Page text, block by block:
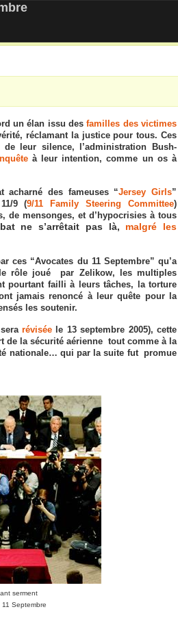
un élan issu desfamilles des victimes
réclamant la justice pour tous. Ces
de leur silence,
l’administration Bush-
à leur intention, comme un os à
acharné des fameuses “Jersey Girls”
9 (9/11 Family Steering Committee)
de mensonges, et d’hypocrisies à tous
ne s’arrêtait pas là, malgré les
ces “Avocates du 11 Septembre” qu’a
rôle joué par Zelikow, les multiples
pourtant failli à leurs tâches, la torture
jamais renoncé à leur quête pour la
les soutenir.
serarévisée le 13 septembre 2005), cette
de la sécurité aérienne tout comme à la
nationale… qui par la suite fut promue
serment
11 Septembre